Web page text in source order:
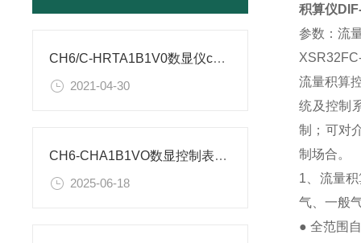
CH6/C-HRTA1B1V0数显仪contronix厂家参数
2021-04-30
CH6-CHA1B1VO数显控制表主要特点
2025-06-18
积算仪
参数：流
流量积算
统及控制
制；可对
制场合。
1、流量
气、一般
● 全范围